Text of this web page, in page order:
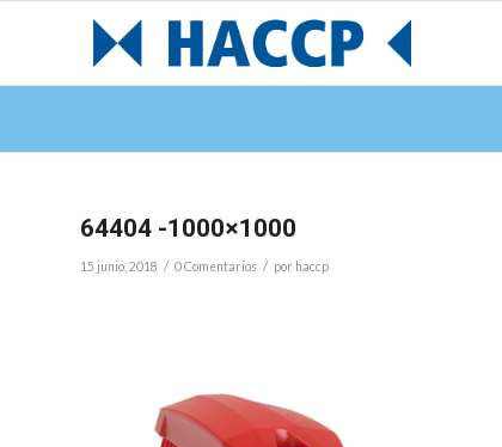
64404 -1000×1000
15 junio, 2018 / 0 Comentarios / por haccp